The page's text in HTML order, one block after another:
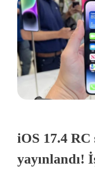
iOS 17.4
yayınlandı!